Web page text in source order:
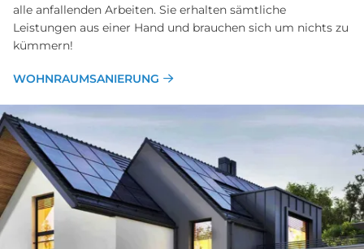
alle anfallenden Arbeiten. Sie erhalten sämtliche
Leistungen aus einer Hand und brauchen sich um nichts zu
kümmern!
WOHNRAUMSANIERUNG